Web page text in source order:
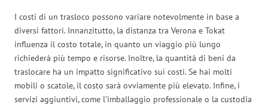
I costi di un trasloco possono variare notevolmente in base a
diversi fattori. Innanzitutto, la distanza tra Verona e Tokat
influenza il costo totale, in quanto un viaggio più lungo
richiederà più tempo e risorse. Inoltre, la quantità di beni da
traslocare ha un impatto significativo sui costi. Se hai molti
mobili o scatole, il costo sarà ovviamente più elevato. Infine, i
servizi aggiuntivi, come l’imballaggio professionale o la custodia